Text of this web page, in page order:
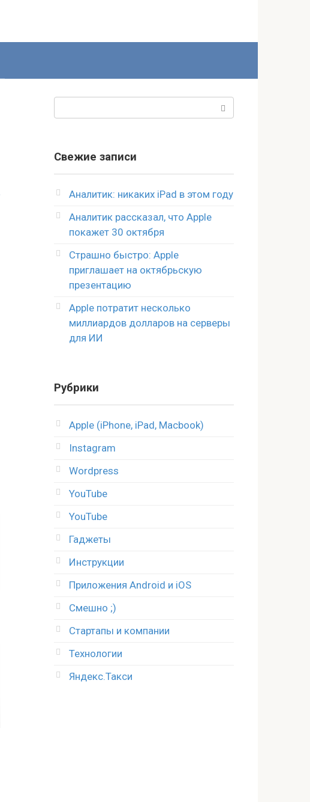
Свежие записи
Аналитик: никаких iPad в этом году
Аналитик рассказал, что Apple
покажет 30 октября
Страшно быстро: Apple
приглашает на октябрьскую
презентацию
Apple потратит несколько
миллиардов долларов на серверы
для ИИ
Рубрики
Apple (iPhone, iPad, Macbook)
Instagram
Wordpress
YouTube
YouTube
Гаджеты
Инструкции
Приложения Android и iOS
Смешно ;)
Стартапы и компании
Технологии
Яндекс.Такси